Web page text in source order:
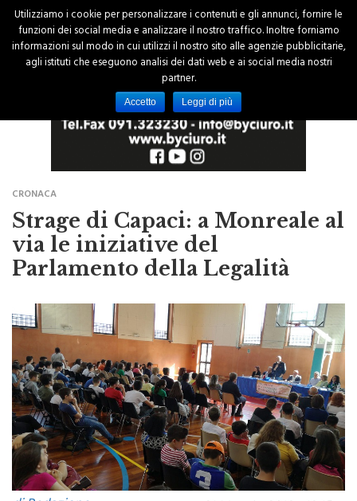
CRONACA
Strage di Capaci: a Monreale al
via le iniziative del
Parlamento della Legalità
di Redazione
21 Maggio 2018 - 18:15
Utilizziamo i cookie per personalizzare i contenuti e gli annunci, fornire le
funzioni dei social media e analizzare il nostro traffico. Inoltre forniamo
informazioni sul modo in cui utilizzi il nostro sito alle agenzie pubblicitarie,
agli istituti che eseguono analisi dei dati web e ai social media nostri
partner.
Accetto Leggi di più